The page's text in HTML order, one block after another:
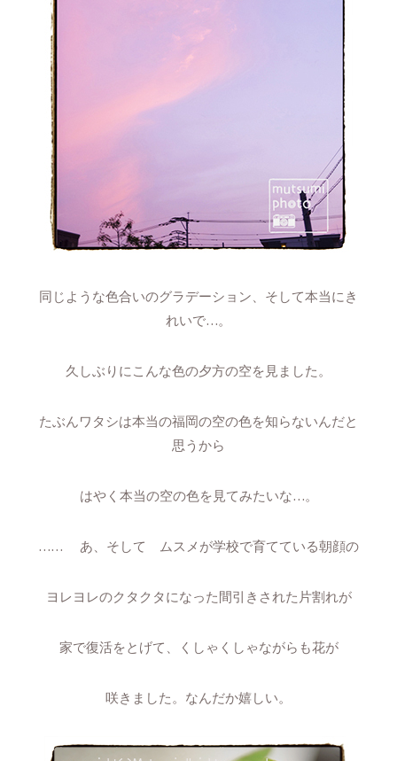
同じような色合いのグラデーション、そして本当にき
れいで…。
久しぶりにこんな色の夕方の空を見ました。
たぶんワタシは本当の福岡の空の色を知らないんだと
思うから
はやく本当の空の色を見てみたいな…。
…… あ、そして ムスメが学校で育てている朝顔の
ヨレヨレのクタクタになった間引きされた片割れが
家で復活をとげて、くしゃくしゃながらも花が
咲きました。なんだか嬉しい。